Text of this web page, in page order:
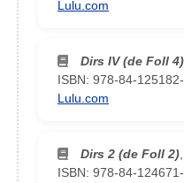
Lulu.com
Dirs IV (de Foll 4)
ISBN: 978-84-
Lulu.com
Dirs 2 (de Foll 2)
ISBN: 978-84-